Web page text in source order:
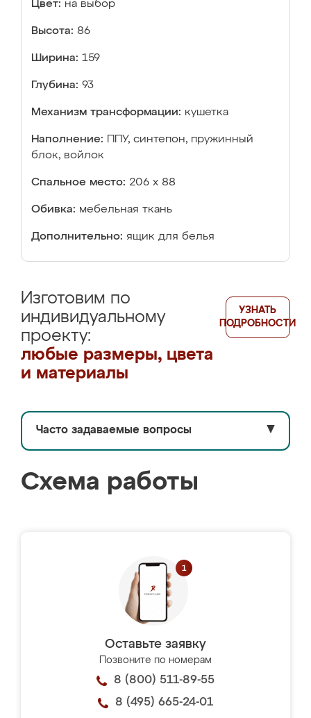
Цвет: на выбор
Высота: 86
Ширина: 159
Глубина: 93
Механизм трансформации: кушетка
Наполнение:
ППУ, синтепон, пружинный
блок, войлок
Спальное место: 206 х 88
Обивка: мебельная ткань
Дополнительно: ящик для белья
Изготовим по
индивидуальному
проекту:
любые размеры, цвета
и материалы
УЗНАТЬ
ПОДРОБНОСТИ
Часто задаваемые вопросы ▼
Схема работы
Оставьте заявку
Позвоните по номерам
8 (800) 511-89-55
8 (495) 665-24-01